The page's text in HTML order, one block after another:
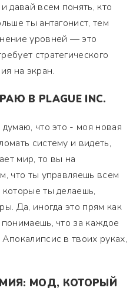
давай всем понять, кто
ты антагонист, тем
уровней — это
стратегического
на экран.
В PLAGUE INC.
что это - моя новая
систему и видеть,
мир, то вы на
что ты управляешь всем
ты делаешь,
Да, иногда это прям как
что за каждое
в твоих руках,
МОД, КОТОРЫЙ